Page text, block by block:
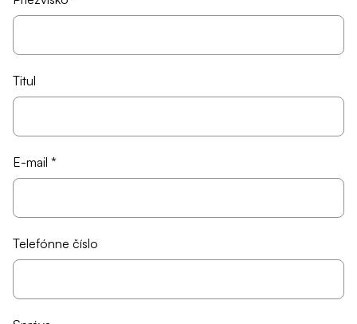
Titul
E-mail *
Telefónne číslo